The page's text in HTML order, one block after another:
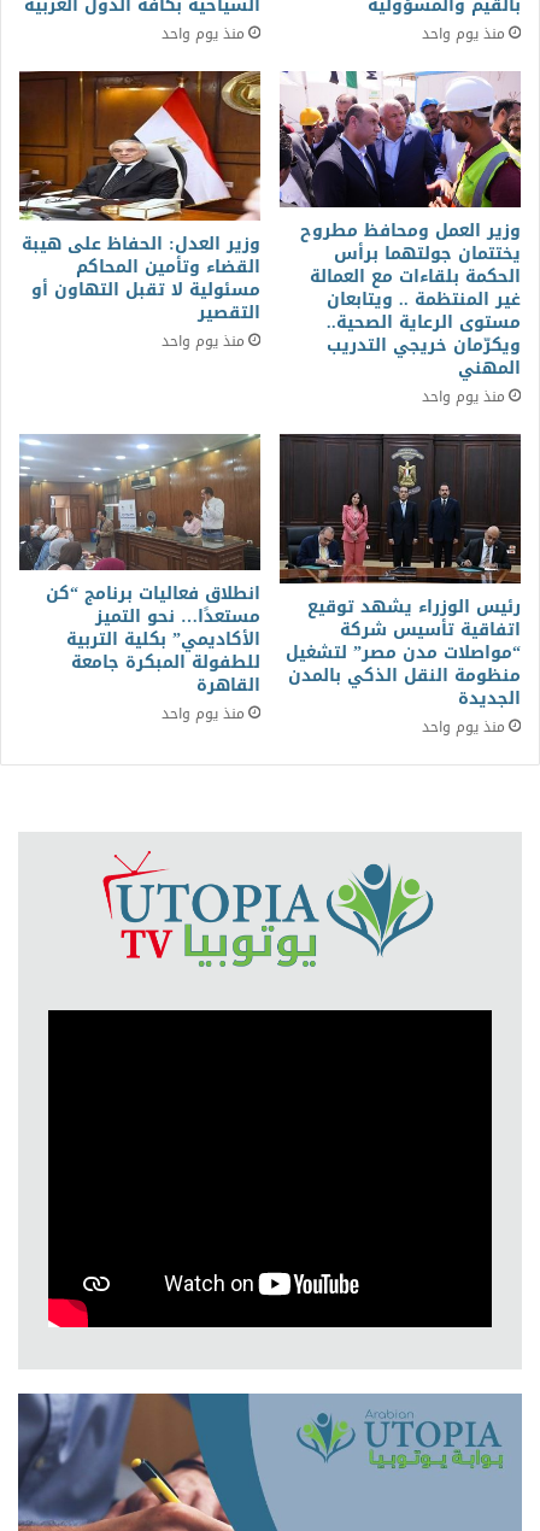
منذ يوم واحد منذ يوم واحد
وزير العمل ومحافظ مطروح
يختتمان جولتهما برأس
الحكمة بلقاءات مع العمالة
غير المنتظمة .. ويتابعان
مستوى الرعاية الصحية..
ويكرّمان خريجي التدريب
المهني
منذ يوم واحد
وزير العدل: الحفاظ على هيبة
القضاء وتأمين المحاكم
مسئولية لا تقبل التهاون أو
التقصير
منذ يوم واحد
رئيس الوزراء يشهد توقيع
اتفاقية تأسيس شركة
“مواصلات مدن مصر” لتشغيل
منظومة النقل الذكي بالمدن
الجديدة
منذ يوم واحد
انطلاق فعاليات برنامج “كن
مستعدًا… نحو التميز
الأكاديمي” بكلية التربية
للطفولة المبكرة جامعة
القاهرة
منذ يوم واحد